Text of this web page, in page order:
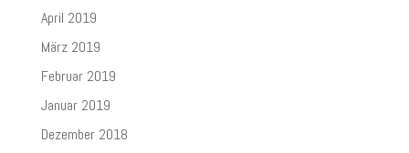
April 2019
März 2019
Februar 2019
Januar 2019
Dezember 2018